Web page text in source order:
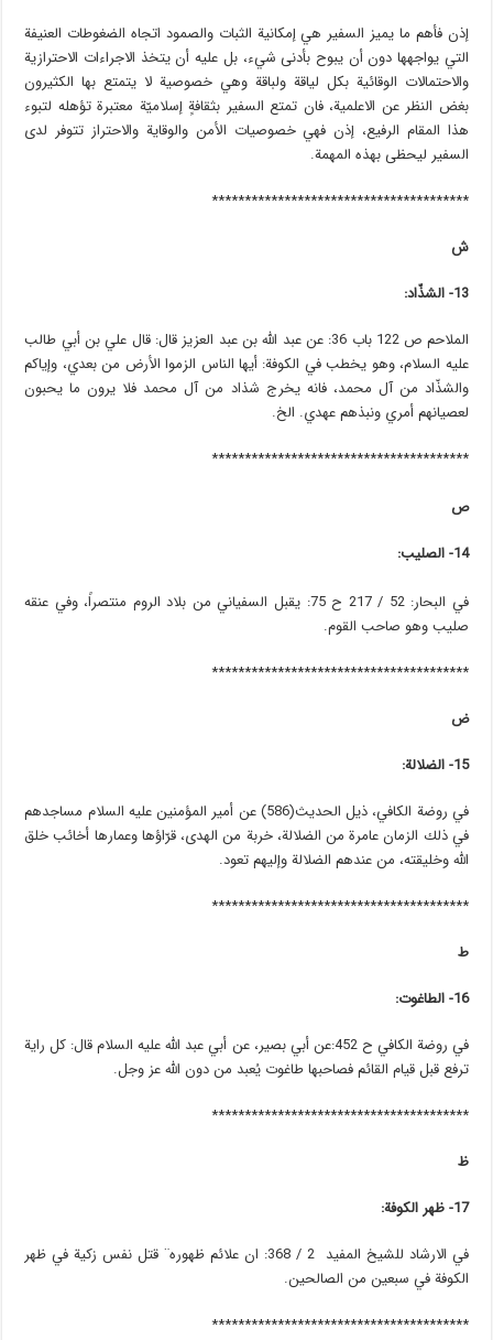
إذن فأهم ما يميز السفير هي إمكانية الثبات والصمود اتجاه الضغوطات العنيفة
التي يواجهها دون أن يبوح بأدنى شيء، بل عليه أن يتخذ الاجراءات الاحترازية
والاحتمالات الوقائية بكل لياقة ولباقة وهي خصوصية لا يتمتع بها الكثيرون
بغض النظر عن الاعلمية، فان تمتع السفير بثقافةٍ إسلاميّة معتبرة تؤهله لتبوء
هذا المقام الرفيع، إذن فهي خصوصيات الأمن والوقاية والاحتراز تتوفر لدى
السفير ليحظى بهذه المهمة.
***************************************
ش
13- الشذّاد:
الملاحم ص 122 باب 36: عن عبد الله بن عبد العزيز قال: قال علي بن أبي طالب
عليه السلام، وهو يخطب في الكوفة: أيها الناس الزموا الأرض من بعدي، وإياكم
والشذّاد من آل محمد، فانه يخرج شذاد من آل محمد فلا يرون ما يحبون
لعصيانهم أمري ونبذهم عهدي. الخ.
***************************************
ص
14- الصليب:
في البحار: 52 / 217 ح 75: يقبل السفياني من بلاد الروم منتصراً، وفي عنقه
صليب وهو صاحب القوم.
***************************************
ض
15- الضلالة:
في روضة الكافي، ذيل الحديث(586) عن أمير المؤمنين عليه السلام مساجدهم
في ذلك الزمان عامرة من الضلالة، خربة من الهدى، قرّاؤها وعمارها أخائب خلق
الله وخليقته، من عندهم الضلالة وإليهم تعود.
***************************************
ط
16- الطاغوت:
في روضة الكافي ح 452:عن أبي بصير، عن أبي عبد الله عليه السلام قال: كل راية
ترفع قبل قيام القائم فصاحبها طاغوت يُعبد من دون الله عز وجل.
***************************************
ظ
17- ظهر الكوفة:
في الارشاد للشيخ المفيد 2 / 368: ان علائم ظهوره¨ قتل نفس زكية في ظهر
الكوفة في سبعين من الصالحين.
***************************************